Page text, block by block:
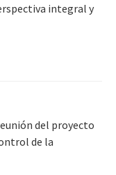
integral y
del proyecto
de la